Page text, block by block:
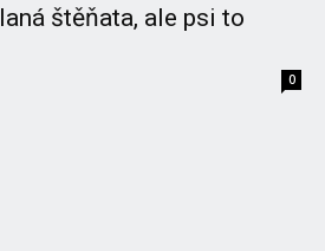
štěňata, ale psi to
0